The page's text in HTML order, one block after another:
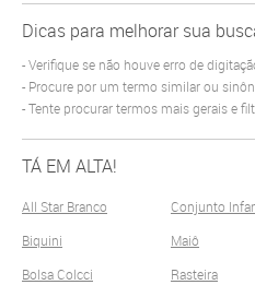
Dicas para melhorar sua
Verifique se não houve erro de
Procure por um termo similar ou
Tente procurar termos mais gerais e
TÁ EM ALTA!
All Star Branco
Biquini
Bolsa Colcci
Conjunto
Maiô
Rasteira